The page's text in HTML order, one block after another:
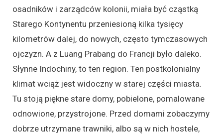
osadników i zarządców kolonii, miała być cząstką
Starego Kontynentu przeniesioną kilka tysięcy
kilometrów dalej, do nowych, często tymczasowych
ojczyzn. A z Luang Prabang do Francji było daleko.
Słynne Indochiny, to ten region. Ten postkolonialny
klimat wciąż jest widoczny w starej części miasta.
Tu stoją piękne stare domy, pobielone, pomalowane
odnowione, przystrojone. Przed domami zobaczymy
dobrze utrzymane trawniki, albo są w nich hostele,